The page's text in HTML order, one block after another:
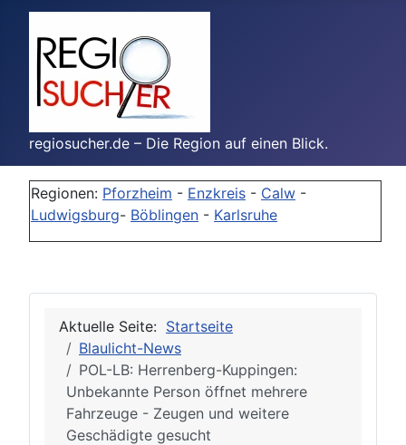
regiosucher.de – Die Region auf einen Blick.
Regionen: Pforzheim - Enzkreis - Calw -
Ludwigsburg- Böblingen - Karlsruhe
Aktuelle Seite: Startseite
Blaulicht-News
POL-LB: Herrenberg-Kuppingen:
Unbekannte Person öffnet mehrere
Fahrzeuge - Zeugen und weitere
Geschädigte gesucht